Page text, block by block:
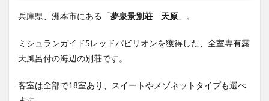
兵庫県、洲本市にある「夢泉景別荘 天原 」。
ミシュランガイド5レッドパビリオンを獲得した、全室専有露
天風呂付の海辺の別荘です。
客室は全部で18室あり、スイートやメゾネットタイプも選べ